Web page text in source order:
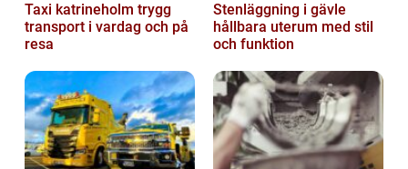
Taxi katrineholm trygg
transport i vardag och på
resa
Stenläggning i gävle
hållbara uterum med stil
och funktion